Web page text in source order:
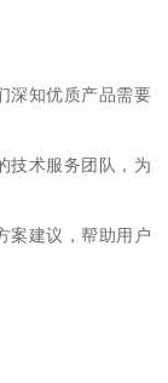
深知优质产品需要
技术服务团队，为
案建议，帮助用户